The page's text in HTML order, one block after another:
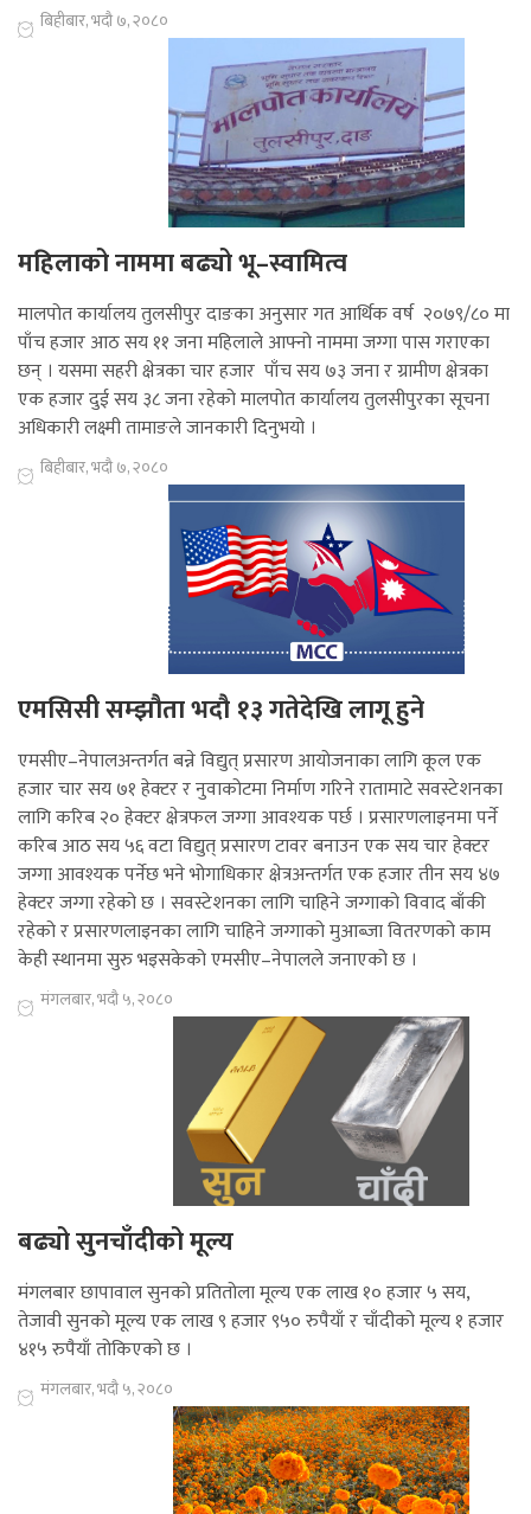
बिहीबार, भदौ ७, २०८०
महिलाको नाममा बढ्यो भू–स्वामित्व
मालपोत कार्यालय तुलसीपुर दाङका अनुसार गत आर्थिक वर्ष २०७९/८० मा
पाँच हजार आठ सय ११ जना महिलाले आफ्नो नाममा जग्गा पास गराएका
छन् । यसमा सहरी क्षेत्रका चार हजार पाँच सय ७३ जना र ग्रामीण क्षेत्रका
एक हजार दुई सय ३८ जना रहेको मालपोत कार्यालय तुलसीपुरका सूचना
अधिकारी लक्ष्मी तामाङले जानकारी दिनुभयो ।
बिहीबार, भदौ ७, २०८०
एमसिसी सम्झौता भदौ १३ गतेदेखि लागू हुने
एमसीए–नेपालअन्तर्गत बन्ने विद्युत् प्रसारण आयोजनाका लागि कूल एक
हजार चार सय ७१ हेक्टर र नुवाकोटमा निर्माण गरिने रातामाटे सवस्टेशनका
लागि करिब २० हेक्टर क्षेत्रफल जग्गा आवश्यक पर्छ । प्रसारणलाइनमा पर्ने
करिब आठ सय ५६ वटा विद्युत् प्रसारण टावर बनाउन एक सय चार हेक्टर
जग्गा आवश्यक पर्नेछ भने भोगाधिकार क्षेत्रअन्तर्गत एक हजार तीन सय ४७
हेक्टर जग्गा रहेको छ । सवस्टेशनका लागि चाहिने जग्गाको विवाद बाँकी
रहेको र प्रसारणलाइनका लागि चाहिने जग्गाको मुआब्जा वितरणको काम
केही स्थानमा सुरु भइसकेको एमसीए–नेपालले जनाएको छ ।
मंगलबार, भदौ ५, २०८०
बढ्यो सुनचाँदीको मूल्य
मंगलबार छापावाल सुनको प्रतितोला मूल्य एक लाख १० हजार ५ सय,
तेजावी सुनको मूल्य एक लाख ९ हजार ९५० रुपैयाँ र चाँदीको मूल्य १ हजार
४१५ रुपैयाँ तोकिएको छ ।
मंगलबार, भदौ ५, २०८०